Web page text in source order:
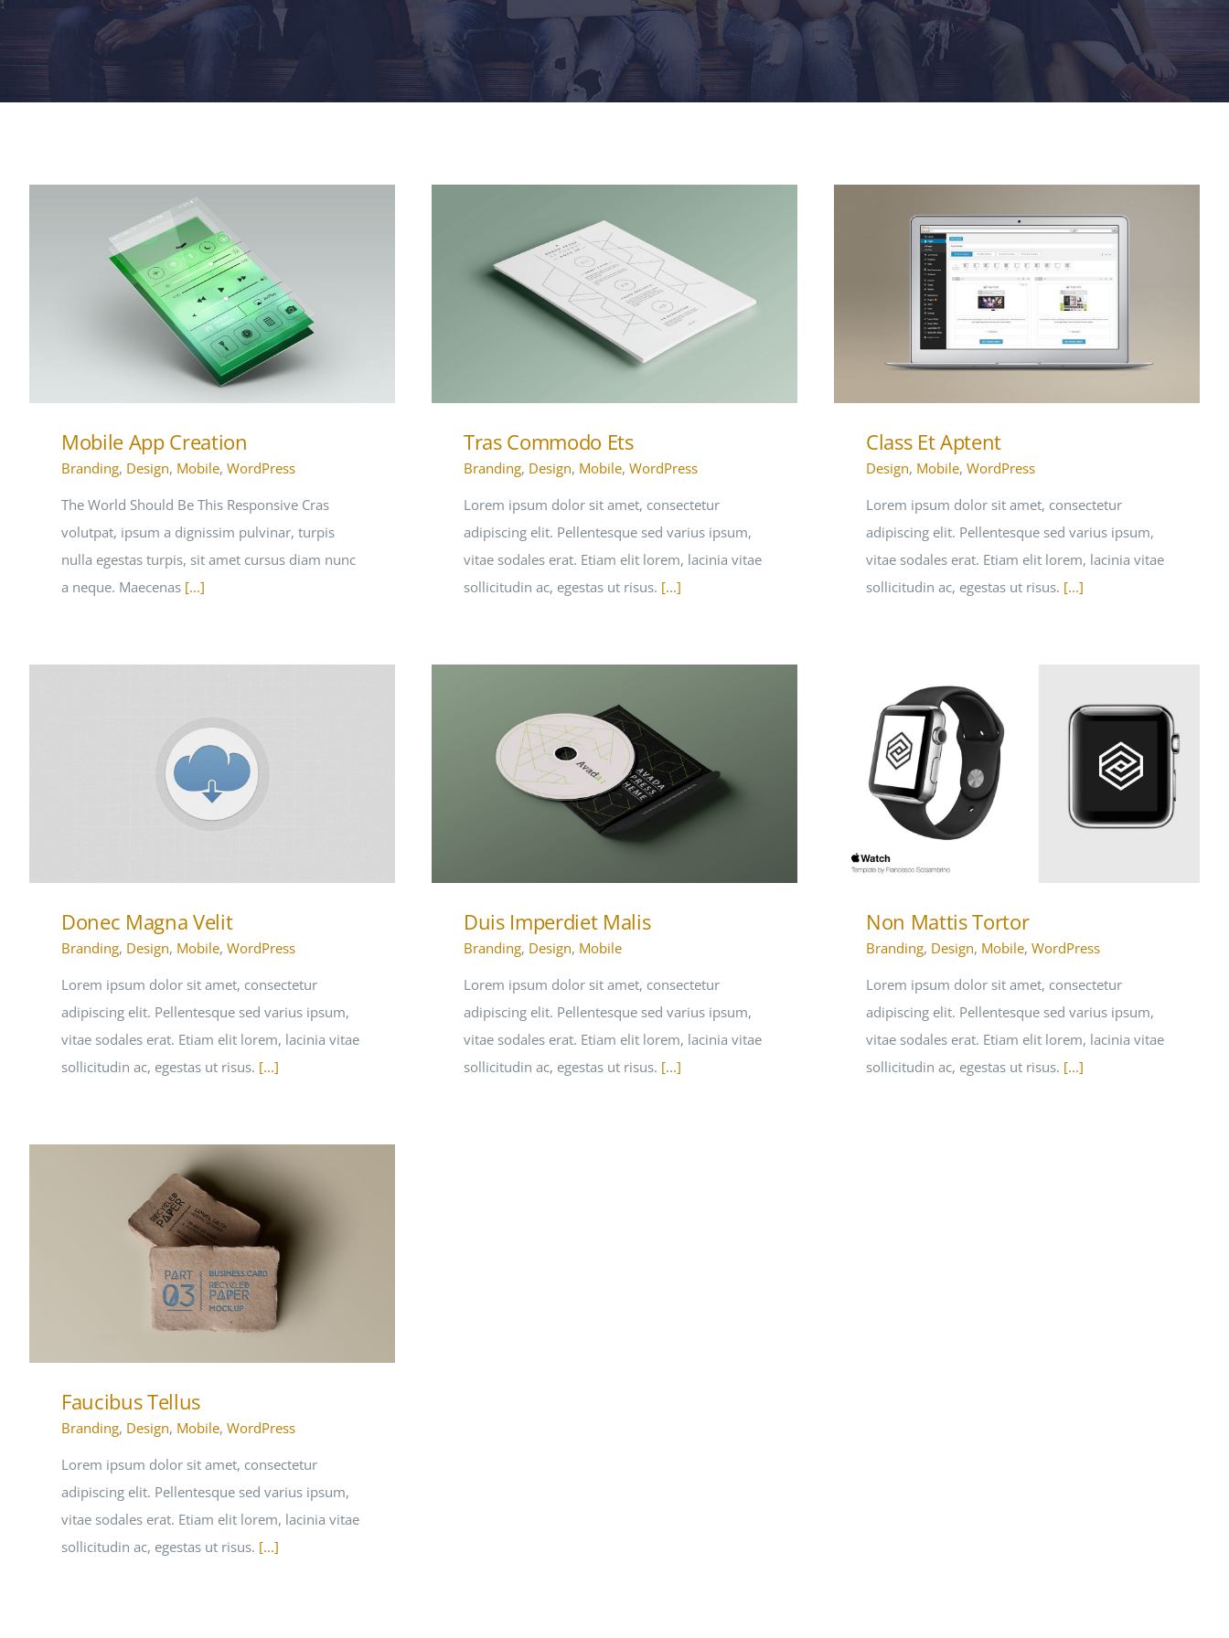
Mobile App Creation
Branding, Design, Mobile, WordPress
The World Should Be This Responsive Cras
volutpat, ipsum a dignissim pulvinar, turpis
nulla egestas turpis, sit amet cursus diam nunc
a neque. Maecenas [...]
Tras Commodo Ets
Branding, Design, Mobile, WordPress
Lorem ipsum dolor sit amet, consectetur
adipiscing elit. Pellentesque sed varius ipsum,
vitae sodales erat. Etiam elit lorem, lacinia vitae
sollicitudin ac, egestas ut risus. [...]
Class Et Aptent
Design, Mobile, WordPress
Lorem ipsum dolor sit amet, consectetur
adipiscing elit. Pellentesque sed varius ipsum,
vitae sodales erat. Etiam elit lorem, lacinia vitae
sollicitudin ac, egestas ut risus. [...]
Donec Magna Velit
Branding, Design, Mobile, WordPress
Lorem ipsum dolor sit amet, consectetur
adipiscing elit. Pellentesque sed varius ipsum,
vitae sodales erat. Etiam elit lorem, lacinia vitae
sollicitudin ac, egestas ut risus. [...]
Duis Imperdiet Malis
Branding, Design, Mobile
Lorem ipsum dolor sit amet, consectetur
adipiscing elit. Pellentesque sed varius ipsum,
vitae sodales erat. Etiam elit lorem, lacinia vitae
sollicitudin ac, egestas ut risus. [...]
Non Mattis Tortor
Branding, Design, Mobile, WordPress
Lorem ipsum dolor sit amet, consectetur
adipiscing elit. Pellentesque sed varius ipsum,
vitae sodales erat. Etiam elit lorem, lacinia vitae
sollicitudin ac, egestas ut risus. [...]
Faucibus Tellus
Branding, Design, Mobile, WordPress
Lorem ipsum dolor sit amet, consectetur
adipiscing elit. Pellentesque sed varius ipsum,
vitae sodales erat. Etiam elit lorem, lacinia vitae
sollicitudin ac, egestas ut risus. [...]